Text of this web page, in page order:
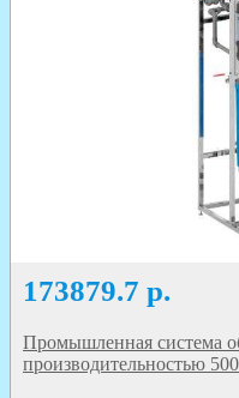
173879.7 р.
Промышленная система
производительностью